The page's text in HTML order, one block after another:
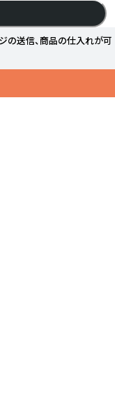
の送信、商品の仕入れが可